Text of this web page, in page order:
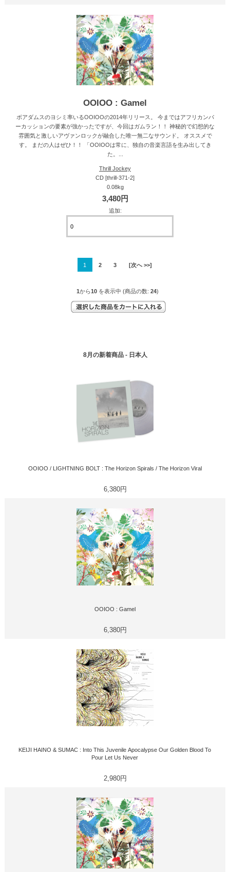
OOIOO : Gamel
ボアダムスのヨシミ率いるOOIOOの2014年リリース。 今まではアフリカンパ
ーカッションの要素が強かったですが、今回はガムラン！！ 神秘的で幻想的な
雰囲気と激しいアヴァンロックが融合した唯一無二なサウンド。 オススメで
す。 まだの人はぜひ！！ 「OOIOOは常に、独自の音楽言語を生み出してき
た。...
Thrill Jockey
CD [thrill-371-2]
0.08kg
3,480円
追加:
1 2 3 [次へ >>]
1から10 を表示中 (商品の数: 24)
8月の新着商品 - 日本人
OOIOO / LIGHTNING BOLT : The Horizon Spirals / The Horizon Viral
6,380円
OOIOO : Gamel
6,380円
KEIJI HAINO & SUMAC : Into This Juvenile Apocalypse Our Golden Blood To
Pour Let Us Never
2,980円